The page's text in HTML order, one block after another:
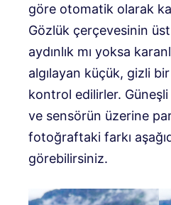
göre otomatik olarak
Gözlük çerçevesinin üst
aydınlık mı yoksa
algılayan küçük, gizli
kontrol edilirler.
ve sensörün üzerine
fotoğraftaki farkı
görebilirsiniz.